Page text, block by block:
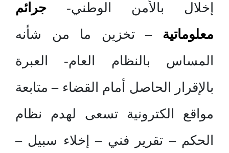
إخلال بالأمن الوطني- جرائم
معلوماتية – تخزين ما من شأنه
المساس بالنظام العام- العبرة
بالإقرار الحاصل أمام القضاء – متابعة
مواقع الكترونية تسعى لهدم نظام
الحكم – تقرير فني – إخلاء سبيل –